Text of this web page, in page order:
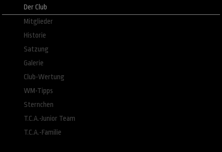
Der Club
Mitglieder
Historie
Satzung
Galerie
Club-Wertung
WM-Tipps
Sternchen
T.C.A.-Junior Team
T.C.A.-Familie